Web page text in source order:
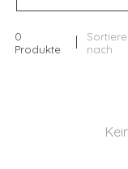
0
Produkte
nach